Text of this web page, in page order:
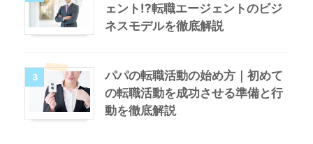
ェント!?転職エージェントのビジ
ネスモデルを徹底解説
3
パパの転職活動の始め方｜初めて
の転職活動を成功させる準備と行
動を徹底解説